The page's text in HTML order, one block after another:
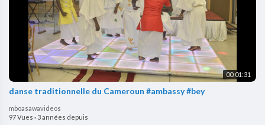
00:01:31
danse traditionnelle du Cameroun #ambassy #bey
mboasawavideos
97 Vues ·3 années depuis